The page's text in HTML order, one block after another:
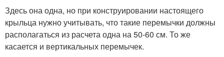
Здесь она одна, но при конструировании настоящего
крыльца нужно учитывать, что такие перемычки должны
располагаться из расчета одна на 50-60 см. То же
касается и вертикальных перемычек.